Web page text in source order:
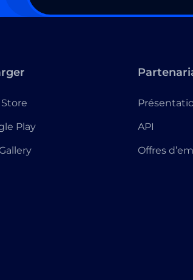
Play API
Offres